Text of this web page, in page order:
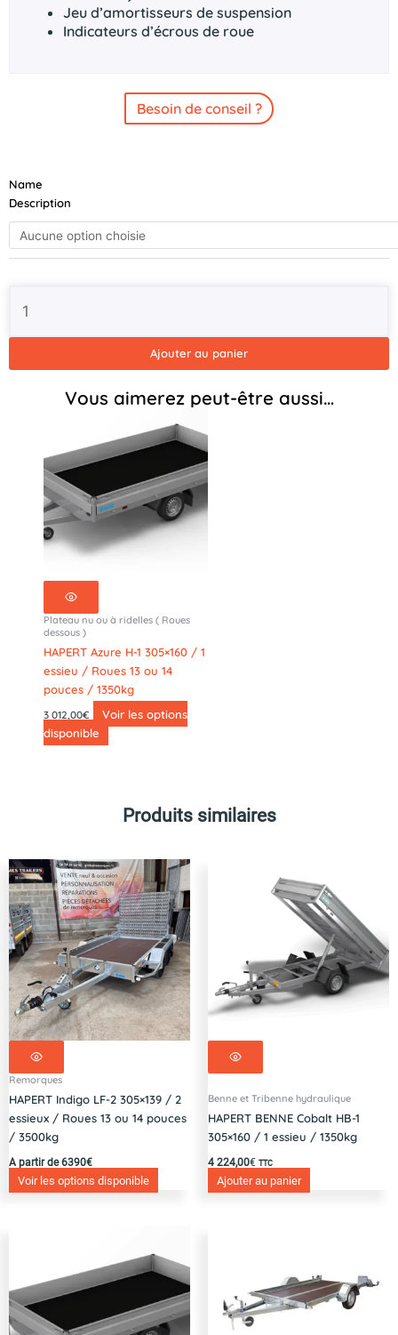
Jeu d’amortisseurs de suspension
Indicateurs d’écrous de roue
Besoin de conseil ?
Name
Description
de
BRIAN
JAMES
Connect
188
2
2600kg
Ajouter au panier
Vous aimerez peut-être aussi…
Plateau nu ou à ridelles ( Roues
dessous )
HAPERT Azure H-1 305×160 / 1
essieu / Roues 13 ou 14
pouces / 1350kg
3 012,00€
Voir les options
disponible
Produits similaires
Remorques
HAPERT Indigo LF-2 305×139 / 2
essieux / Roues 13 ou 14 pouces
/ 3500kg
A partir de 6390€
Voir les options disponible
Benne et Tribenne hydraulique
HAPERT BENNE Cobalt HB-1
305×160 / 1 essieu / 1350kg
4 224,00€ TTC
Ajouter au panier